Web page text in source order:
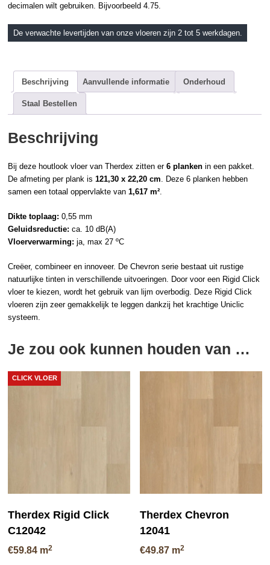
decimalen wilt gebruiken. Bijvoorbeeld 4.75.
De verwachte levertijden van onze vloeren zijn 2 tot 5 werkdagen.
Beschrijving Aanvullende informatie Onderhoud
Staal Bestellen
Beschrijving
Bij dezehoutlook vloer vanTherdex zitten er6 planken in een pakket.
De afmeting per plank is121,30 x 22,20 cm . Deze 6 planken hebben
samen een totaal oppervlakte van1,617 m²
Dikte toplaag: 0,55 mm
Geluidsreductie: ca. 10 dB(A)
Vloerverwarming: ja, max 27 ºC
Creëer, combineer en innoveer. De Chevron serie bestaat uit rustige
natuurlijke tinten in verschillende uitvoeringen. Door voor een Rigid Click
vloer te kiezen, wordt het gebruik van lijm overbodig. Deze Rigid Click
vloeren zijn zeer gemakkelijk te leggen dankzij het krachtige Uniclic
systeem.
Je zou ook kunnen houden van …
CLICK VLOER
Therdex Rigid Click
C12042
€59.84 m2
Therdex Chevron
12041
€49.87 m2